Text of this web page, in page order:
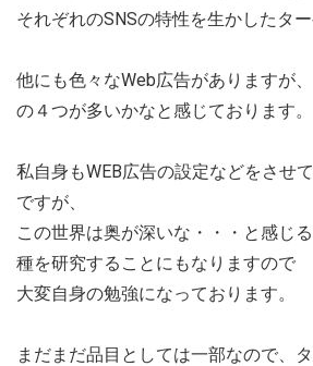
それぞれのSNSの特性を生かしたタ
他にも色々なWeb広告がありますが
の４つが多いかなと感じております。
私自身もWEB広告の設定などをさせ
ですが、
この世界は奥が深いな・・・と感じ
種を研究することにもなりますので
大変自身の勉強になっております。
まだまだ品目としては一部なので、